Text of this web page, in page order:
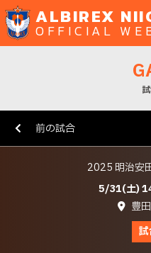
ALBIREX
OFFICIAL
前の試合
2025 明治安
5/31(土)
豊